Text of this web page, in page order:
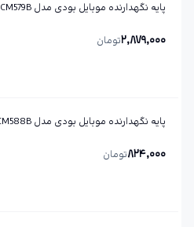
پایه نگهدارنده موبایل بودی مدل CM579B
2,879,000تومان
پایه نگهدارنده موبایل بودی مدل CM588B
824,000تومان